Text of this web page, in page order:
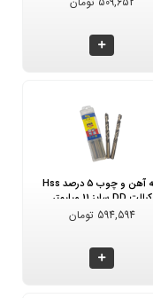
مته آهن و چوب 5 درصد Hss
کبالت DD سایز 11 میلیمتر
594,594 تومان